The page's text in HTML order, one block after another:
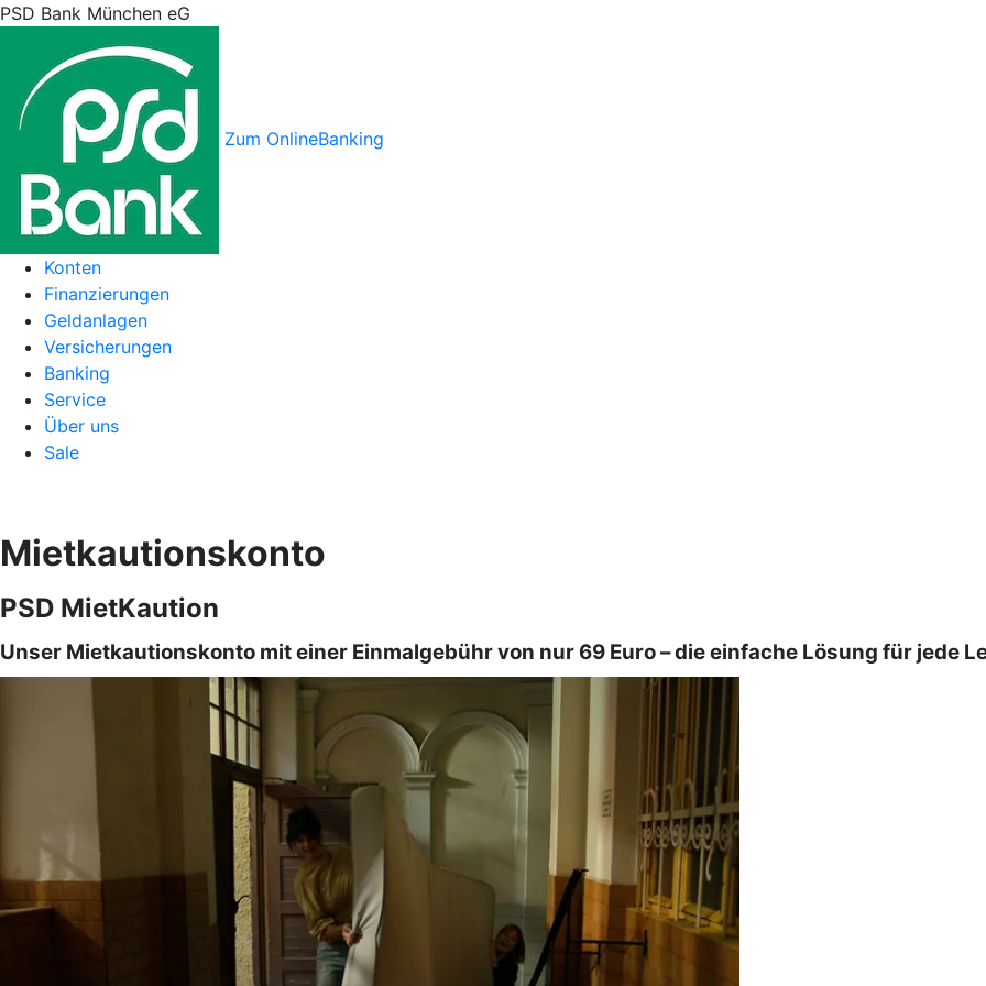
PSD Bank München eG
Zum OnlineBanking
Konten
Finanzierungen
Geldanlagen
Versicherungen
Banking
Service
Über uns
Sale
Mietkautionskonto
PSD MietKaution
Unser Mietkautionskonto mit einer Einmalgebühr von nur 69 Euro – die einfache Lösung für jede